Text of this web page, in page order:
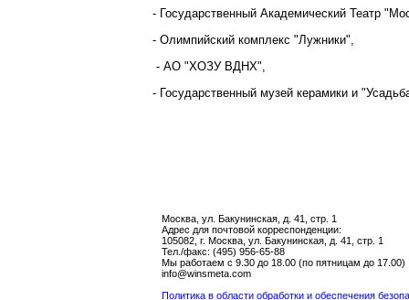
- Государственный Академический Театр
- Олимпийский комплекс "Лужники",
- АО "ХОЗУ ВДНХ",
- Государственный музей керамики и
Москва, ул. Бакунинская, д. 41, стр. 1
Адрес для почтовой корреспонденции:
105082, г. Москва, ул. Бакунинская, д. 41, стр. 1
Тел./факс: (495) 956-65-88
Мы работаем с 9.30 до 18.00 (по пятницам до 17.00)
info@winsmeta.com
Политика в области обработки и обеспечения